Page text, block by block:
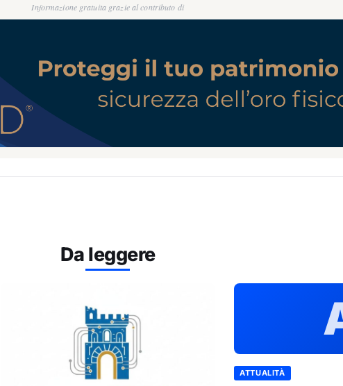
Informazione gratuita grazie al contributo di
Da leggere
ATTUALITÀ